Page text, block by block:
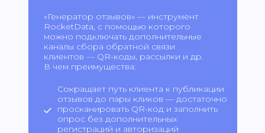
«Генератор отзывов» — инструмент
RocketData, с помощью которого
можно подключать дополнительные
каналы сбора обратной связи
клиентов — QR-коды, рассылки и др.
В чем преимущества:
Сокращает путь клиента к публикации
отзывов до пары кликов — достаточно
просканировать QR-код и заполнить
опрос без дополнительных
регистраций и авторизаций